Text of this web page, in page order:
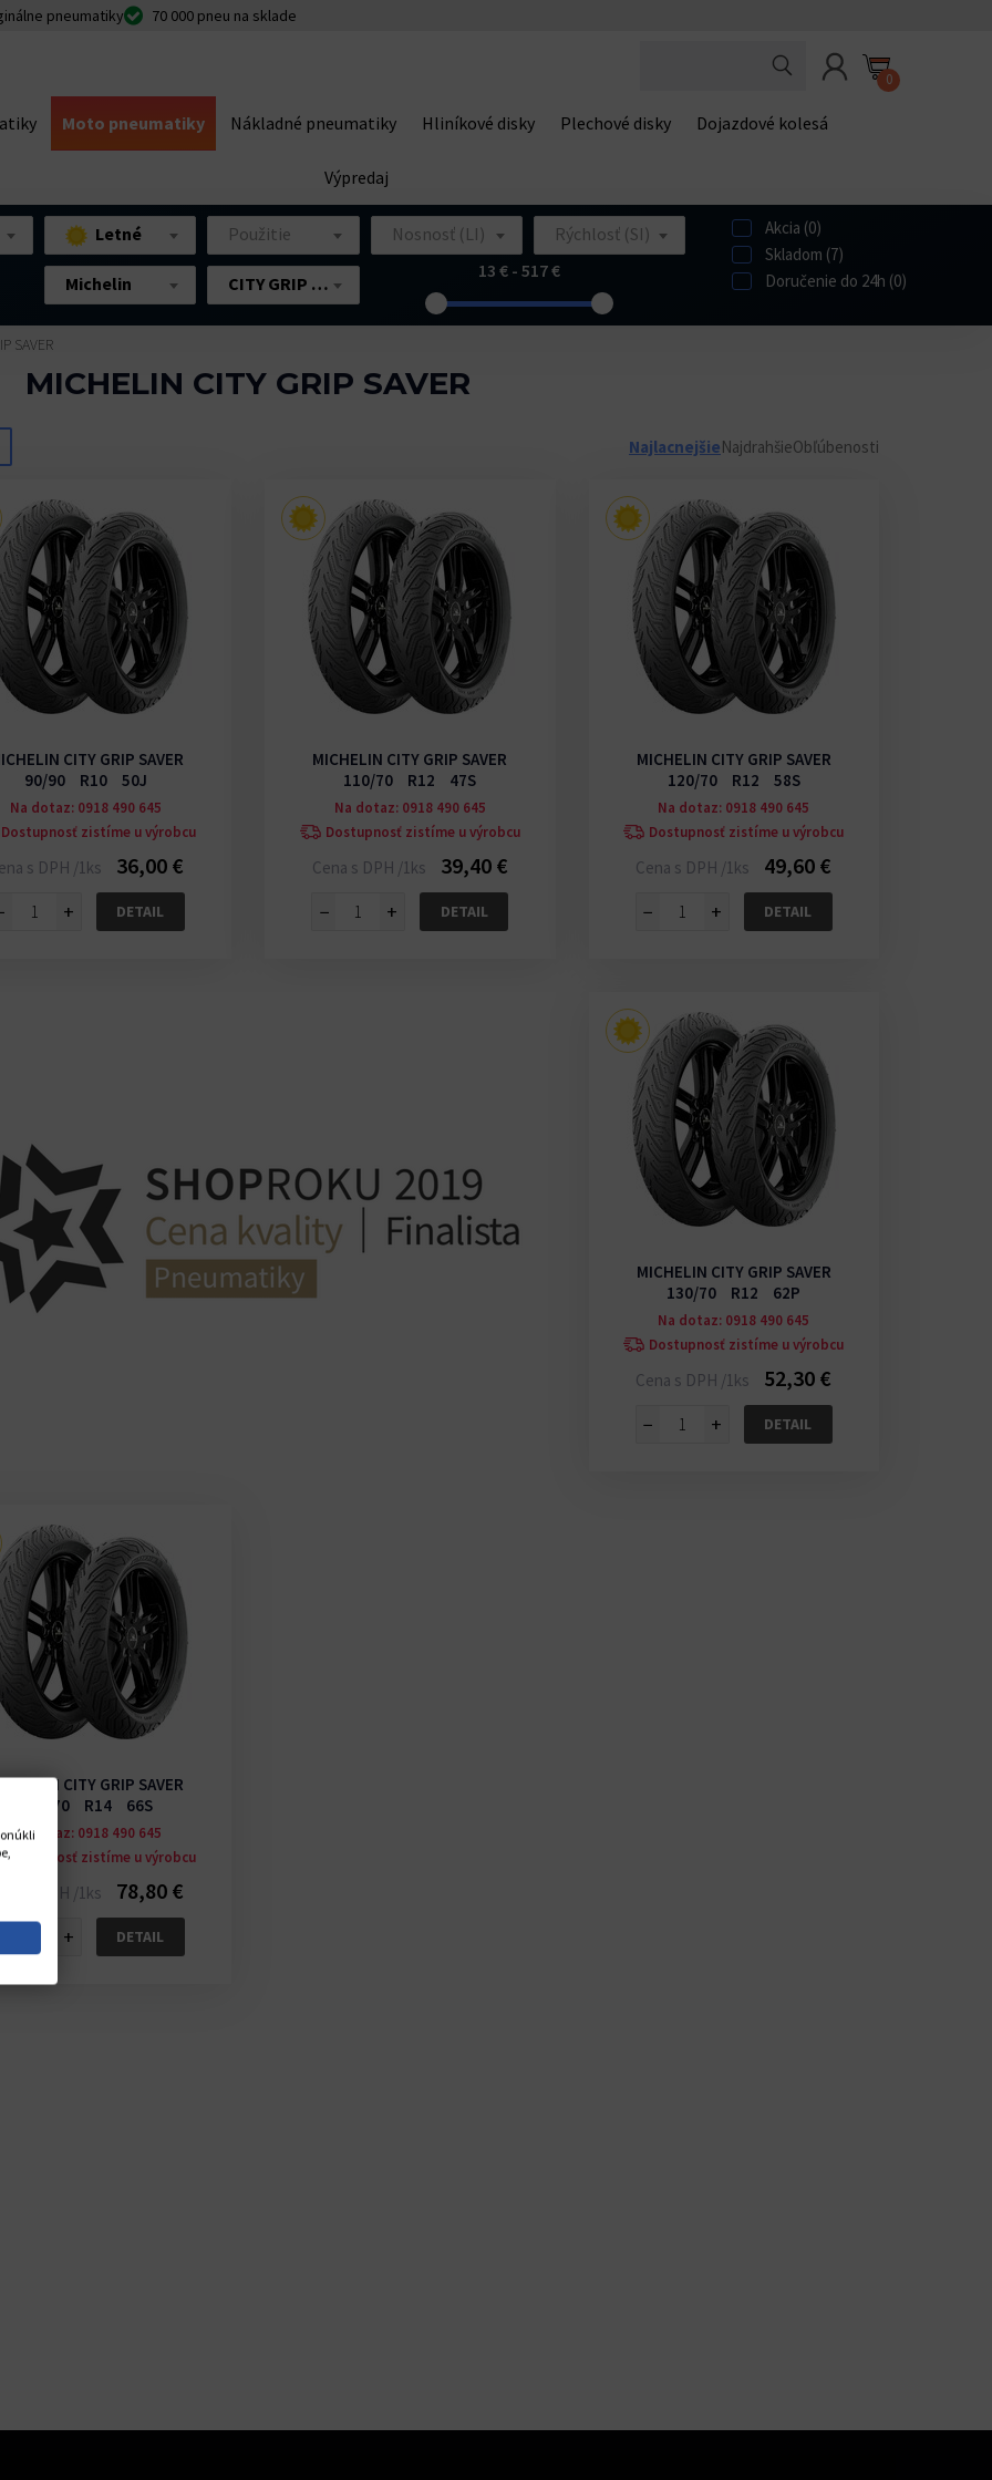
pneumatiky 70 000 pneu na sklade
0
Moto pneumatiky Nákladné pneumatiky Hliníkové disky Plechové disky Dojazdové kolesá
Výpredaj
Letné Použitie Nosnosť (LI) Rýchlosť (SI)
Michelin CITY GRIP SAVER
13 € - 517 €
Akcia (0)
Skladom (7)
Doručenie do 24h (0)
SAVER
MICHELIN CITY GRIP SAVER
NajlacnejšieNajdrahšieObľúbenosti
CITY GRIP SAVER
90/90 R10 50J
Na dotaz: 0918 490 645
Dostupnosť zistíme u výrobcu
s DPH /1ks 36,00 €
+ DETAIL
MICHELIN CITY GRIP SAVER
110/70 R12 47S
Na dotaz: 0918 490 645
Dostupnosť zistíme u výrobcu
Cena s DPH /1ks 39,40 €
− + DETAIL
MICHELIN CITY GRIP SAVER
120/70 R12 58S
Na dotaz: 0918 490 645
Dostupnosť zistíme u výrobcu
Cena s DPH /1ks 49,60 €
− + DETAIL
MICHELIN CITY GRIP SAVER
130/70 R12 62P
Na dotaz: 0918 490 645
Dostupnosť zistíme u výrobcu
Cena s DPH /1ks 52,30 €
− + DETAIL
CITY GRIP SAVER
150/70 R14 66S
Na dotaz: 0918 490 645
Dostupnosť zistíme u výrobcu
s DPH /1ks 78,80 €
+ DETAIL